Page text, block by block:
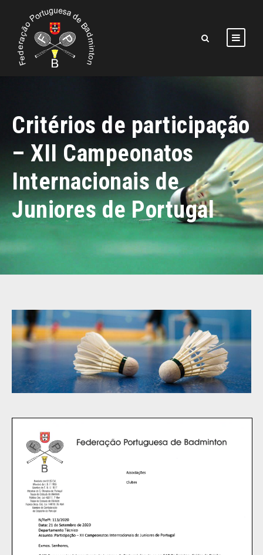
Critérios de participação
– XII Campeonatos
Internacionais de
Juniores de Portugal